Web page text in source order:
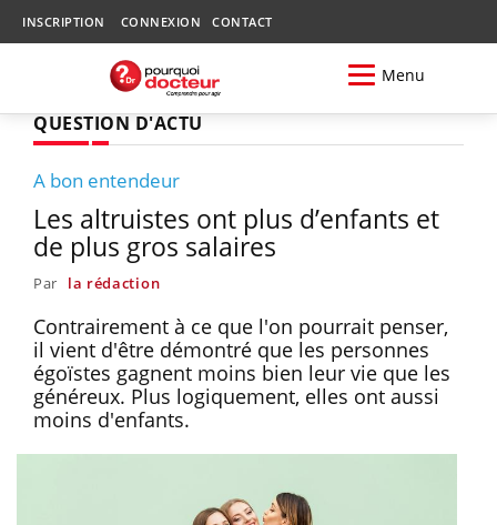
INSCRIPTION CONNEXION CONTACT
Menu
QUESTION D'ACTU
A bon entendeur
Les altruistes ont plus d’enfants et
de plus gros salaires
Par la rédaction
Contrairement à ce que l'on pourrait penser,
il vient d'être démontré que les personnes
égoïstes gagnent moins bien leur vie que les
généreux. Plus logiquement, elles ont aussi
moins d'enfants.